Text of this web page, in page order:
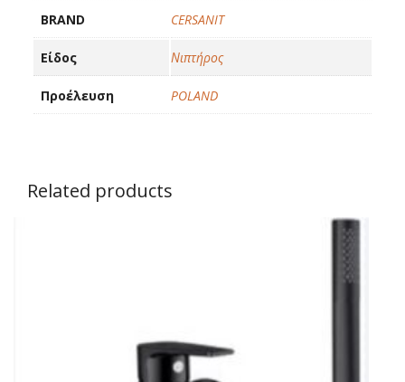
BRAND CERSANIT
Είδος Νιπτήρος
Προέλευση POLAND
Related products